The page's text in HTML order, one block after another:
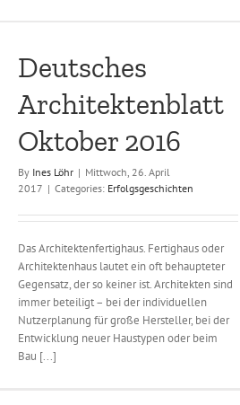
Deutsches
Architektenblatt
Oktober 2016
By Ines Löhr | Mittwoch, 26. April
2017 | Categories: Erfolgsgeschichten
Das Architektenfertighaus. Fertighaus oder
Architektenhaus lautet ein oft behaupteter
Gegensatz, der so keiner ist. Architekten sind
immer beteiligt – bei der individuellen
Nutzerplanung für große Hersteller, bei der
Entwicklung neuer Haustypen oder beim
Bau [...]